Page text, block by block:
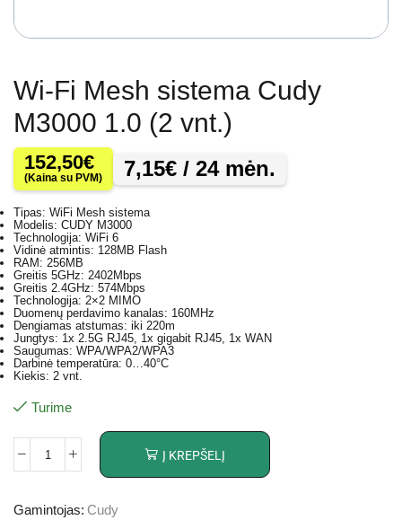
Wi-Fi Mesh sistema Cudy
M3000 1.0 (2 vnt.)
152,50€
(Kaina su PVM) 7,15€ / 24 mėn.
Tipas: WiFi Mesh sistema
Modelis: CUDY M3000
Technologija: WiFi 6
Vidinė atmintis: 128MB Flash
RAM: 256MB
Greitis 5GHz: 2402Mbps
Greitis 2.4GHz: 574Mbps
Technologija: 2×2 MIMO
Duomenų perdavimo kanalas: 160MHz
Dengiamas atstumas: iki 220m
Jungtys: 1x 2.5G RJ45, 1x gigabit RJ45, 1x WAN
Saugumas: WPA/WPA2/WPA3
Darbinė temperatūra: 0…40°C
Kiekis: 2 vnt.
Turime
Į KREPŠELĮ
Gamintojas: Cudy